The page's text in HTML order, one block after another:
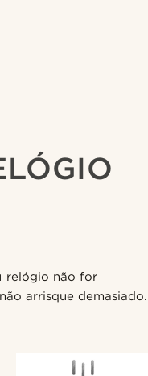
relógio não for
arrisque demasiado.